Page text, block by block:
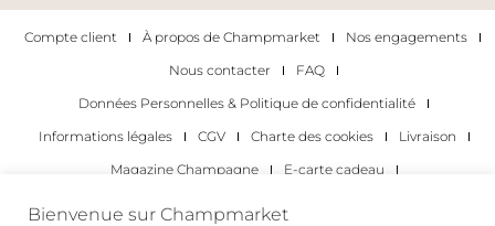
Compte client À propos de Champmarket
Nos engagements
Nous contacter
FAQ
Données Personnelles & Politique de confidentialité
Informations légales
CGV Charte des cookies
Livraison
Magazine Champagne
E-carte cadeau
Bienvenue sur Champmarket